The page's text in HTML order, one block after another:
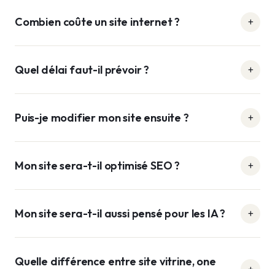
Combien coûte un site internet ?
Quel délai faut-il prévoir ?
Puis-je modifier mon site ensuite ?
Mon site sera-t-il optimisé SEO ?
Mon site sera-t-il aussi pensé pour les IA ?
Quelle différence entre site vitrine, one